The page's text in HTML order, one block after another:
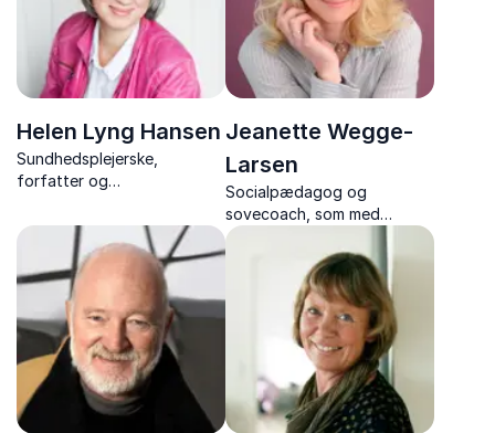
sårbare børn.
Helen Lyng Hansen
Sundhedsplejerske,
forfatter og
Lyng Hansen giver
nærværende foredrag om
børns sundhed, søvn og
opdragelse – med råd, der
virker.
Jeanette Wegge-
Larsen
Socialpædagog og
sovecoach, som med
erfaring fra over 2.000
børnefamilier skaber ro ved